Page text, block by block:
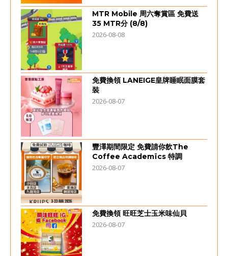
MTR Mobile 周六奪賞區 免費送
35 MTR分 (8/8)
2026-08-08
免費換領 LANEIGE皇牌睡眠面膜套
裝
2026-08-07
豐澤期間限定 免費請你飲The
Coffee Academïcs 特調
2026-08-07
免費換領 旺旺芝士玉米味仙貝
2026-08-07